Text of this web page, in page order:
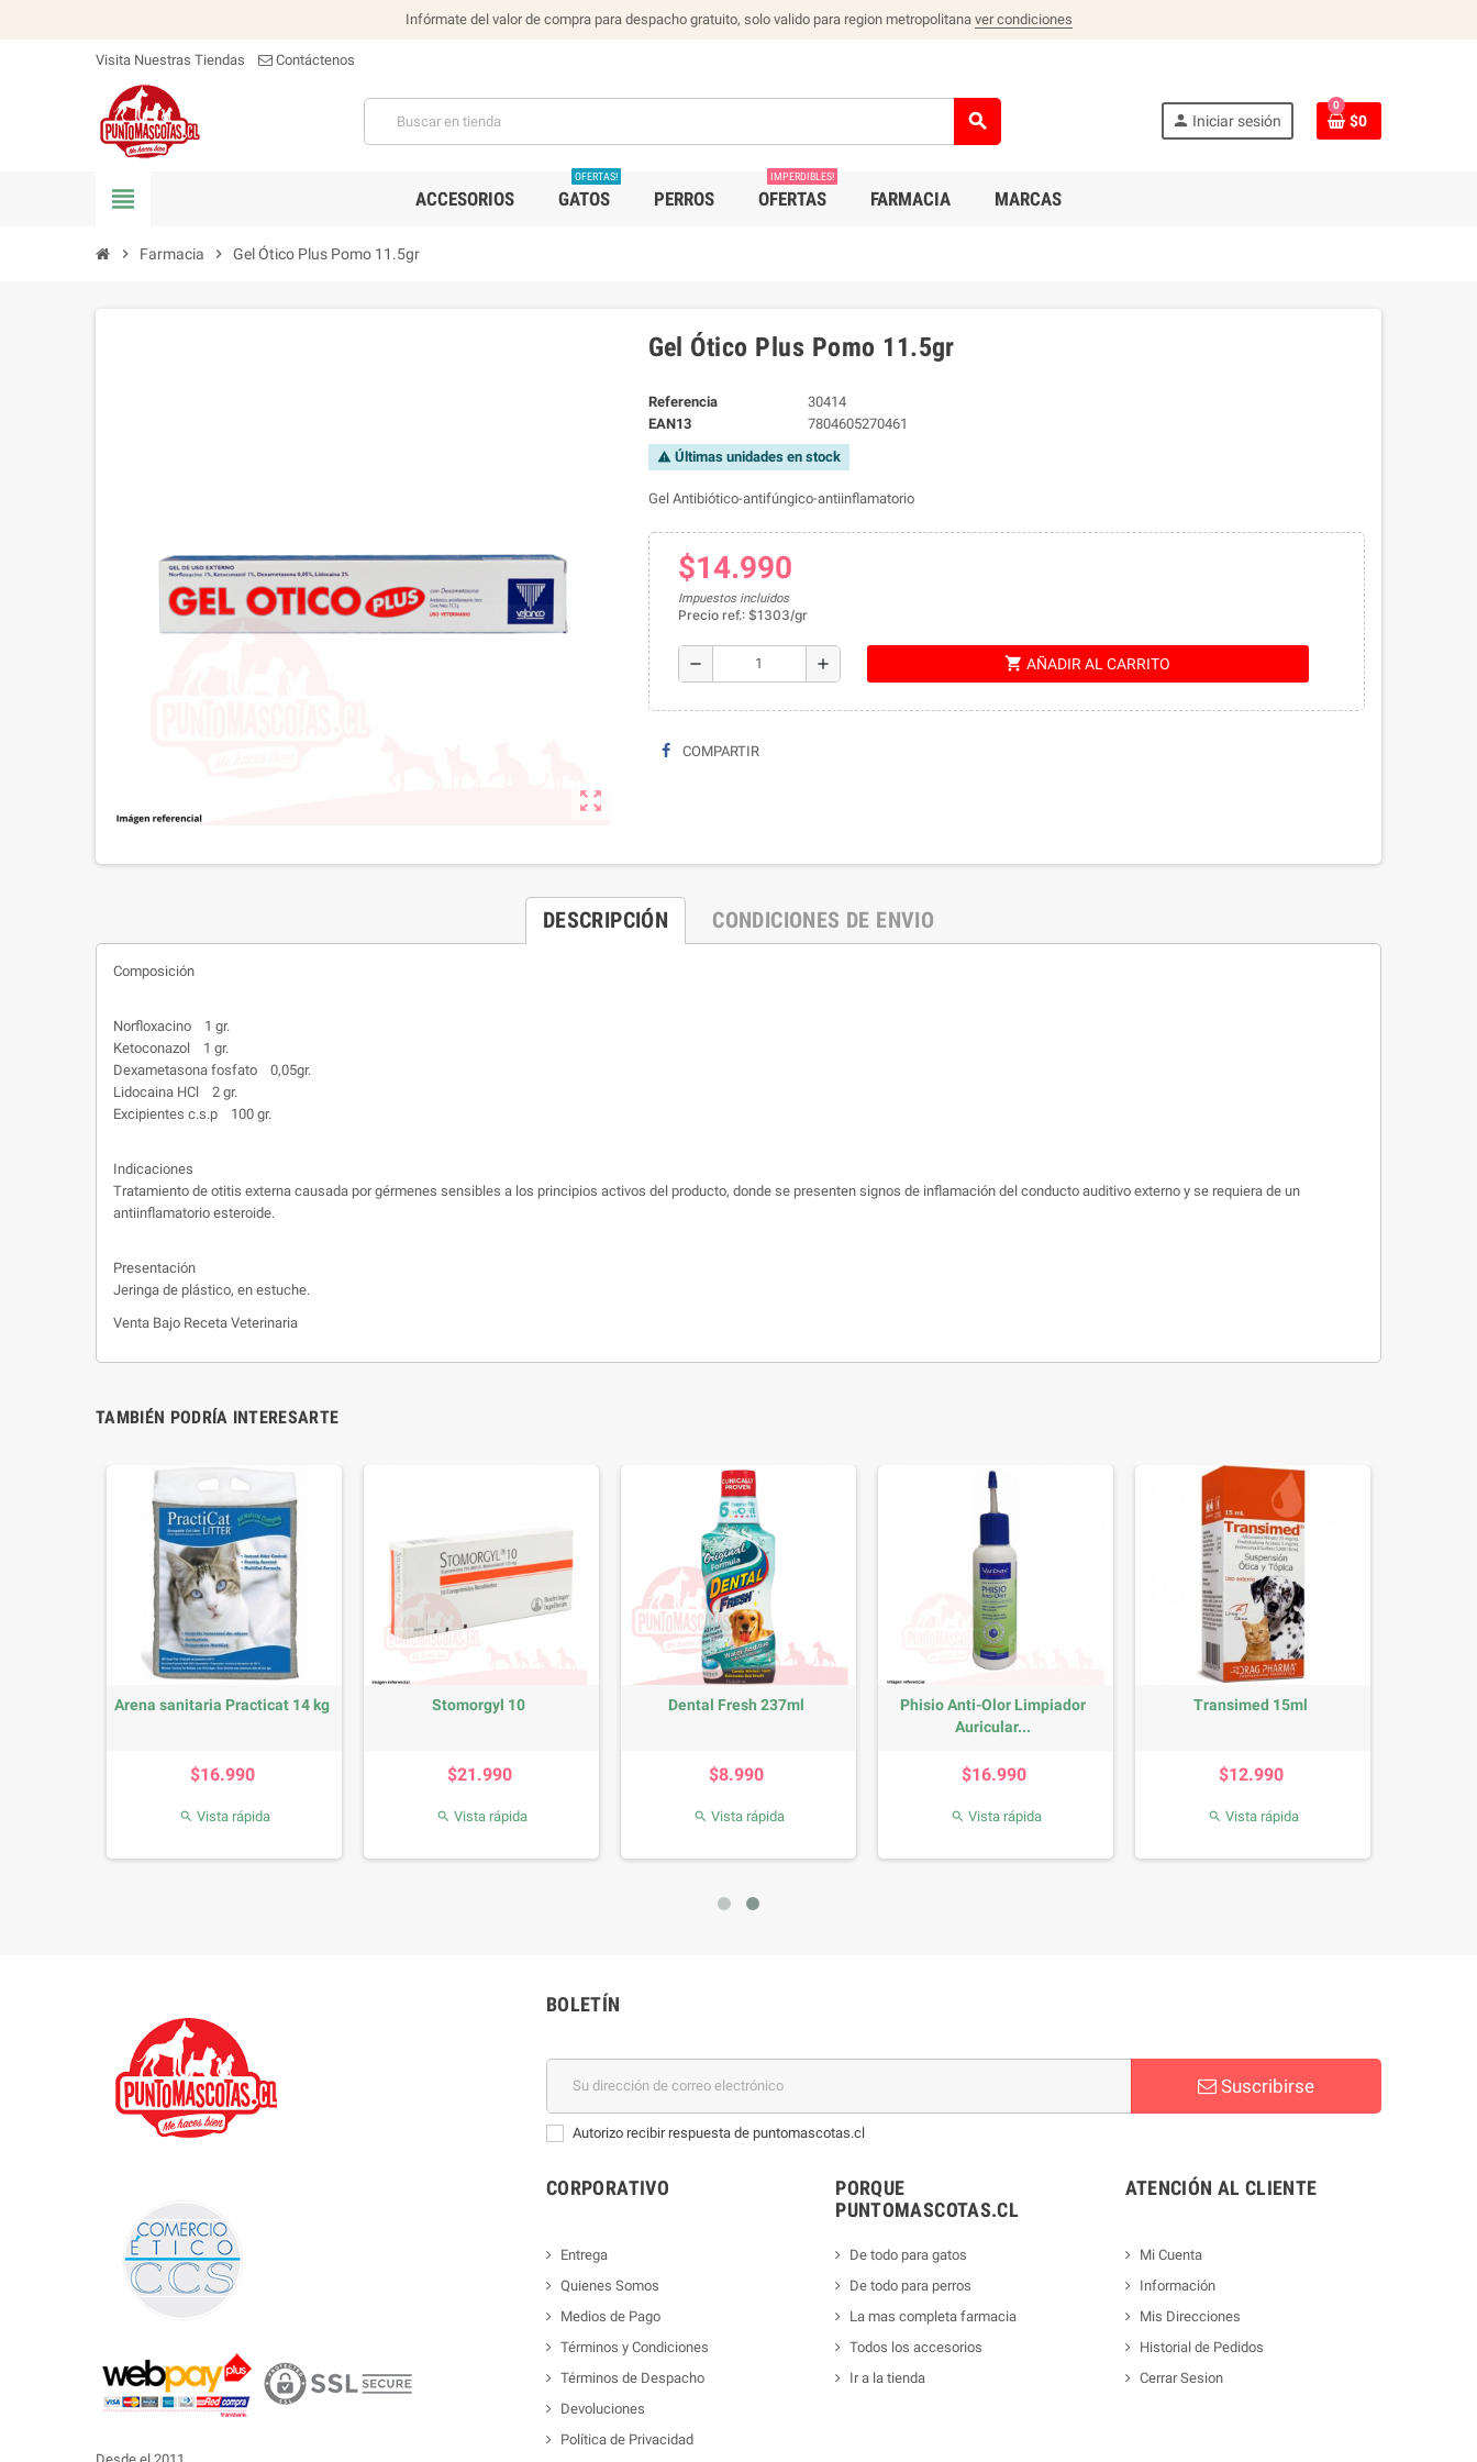
Infórmate del valor de compra para despacho gratuito, solo valido para region metropolitana ver condiciones
Visita Nuestras Tiendas Contáctenos
search person Iniciar sesión
0
$0
view_headline ACCESORIOS GATOS
OFERTAS!
PERROS OFERTAS
IMPERDIBLES!
FARMACIA MARCAS
chevron_right Farmacia chevron_right Gel Ótico Plus Pomo 11.5gr
zoom_out_map
Gel Ótico Plus Pomo 11.5gr
Referencia
30414
EAN13
7804605270461
warning Últimas unidades en stock
Gel Antibiótico-antifúngico-antiinflamatorio
$14.990
Impuestos incluidos
Precio ref.: $1303/gr
remove add shopping_cart AÑADIR AL CARRITO
COMPARTIR
DESCRIPCIÓN CONDICIONES DE ENVIO
Composición
Norfloxacino 1 gr.
Ketoconazol 1 gr.
Dexametasona fosfato 0,05gr.
Lidocaina HCl 2 gr.
Excipientes c.s.p 100 gr.
Indicaciones
Tratamiento de otitis externa causada por gérmenes sensibles a los principios activos del producto, donde se presenten signos de inflamación del conducto auditivo externo y se requiera de un
antiinflamatorio esteroide.
Presentación
Jeringa de plástico, en estuche.
Venta Bajo Receta Veterinaria
TAMBIÉN PODRÍA INTERESARTE
Arena sanitaria Practicat 14 kg
$16.990
 Vista rápida
Stomorgyl 10
$21.990
 Vista rápida
Dental Fresh 237ml
$8.990
 Vista rápida
Phisio Anti-Olor Limpiador
Auricular...
$16.990
 Vista rápida
Transimed 15ml
$12.990
 Vista rápida
BOLETÍN
Suscribirse
Autorizo recibir respuesta de puntomascotas.cl
CORPORATIVO
Entrega
Quienes Somos
Medios de Pago
Términos y Condiciones
Términos de Despacho
Devoluciones
Política de Privacidad
PORQUE
PUNTOMASCOTAS.CL
De todo para gatos
De todo para perros
La mas completa farmacia
Todos los accesorios
Ir a la tienda
ATENCIÓN AL CLIENTE
Mi Cuenta
Información
Mis Direcciones
Historial de Pedidos
Cerrar Sesion